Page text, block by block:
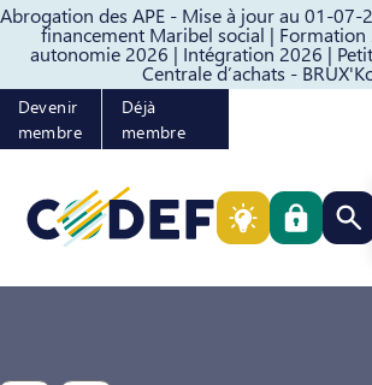
Abrogation des APE - Mise à jour au 01-07-
financement Maribel social | Formation
autonomie 2026 | Intégration 2026 |
Centrale d’achats -
Passer au contenuPasser au
Devenir
membre
Déjà
membre